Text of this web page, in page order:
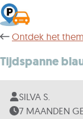
Ontdek het
Tijdspanne
SILVA S.
7 MAANDEN